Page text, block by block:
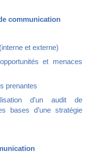
communication
et externe)
et menaces
prenantes
d’un audit de
bases d’une stratégie